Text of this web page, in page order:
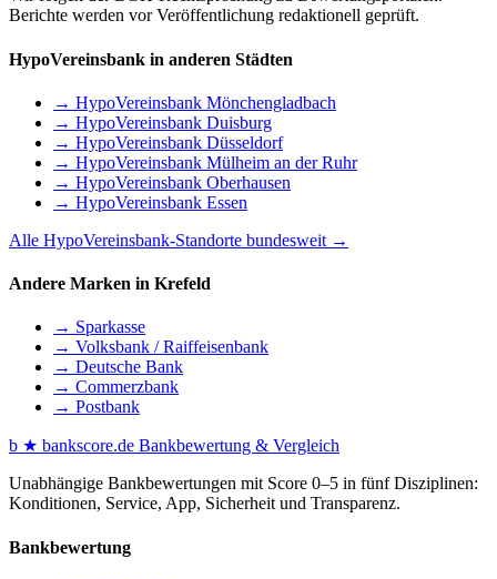
Berichte werden vor Veröffentlichung redaktionell geprüft.
HypoVereinsbank in anderen Städten
→ HypoVereinsbank Mönchengladbach
→ HypoVereinsbank Duisburg
→ HypoVereinsbank Düsseldorf
→ HypoVereinsbank Mülheim an der Ruhr
→ HypoVereinsbank Oberhausen
→ HypoVereinsbank Essen
Alle HypoVereinsbank-Standorte bundesweit →
Andere Marken in Krefeld
→ Sparkasse
→ Volksbank / Raiffeisenbank
→ Deutsche Bank
→ Commerzbank
→ Postbank
b ★ bankscore.de Bankbewertung & Vergleich
Unabhängige Bankbewertungen mit Score 0–5 in fünf Disziplinen:
Konditionen, Service, App, Sicherheit und Transparenz.
Bankbewertung